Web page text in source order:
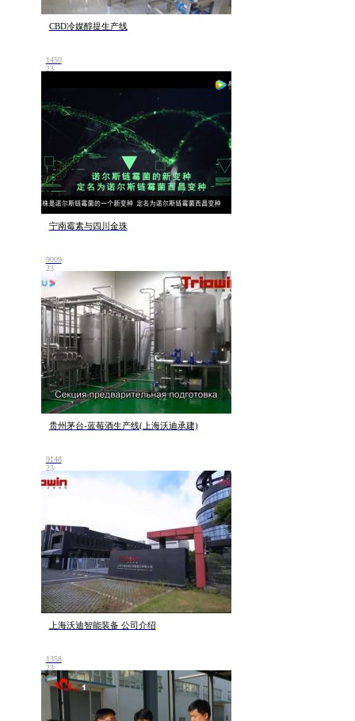
CBD冷媒醇提生产线
1450
23
宁南霉素与四川金珠
9009
23
贵州茅台-蓝莓酒生产线(上海沃迪承建)
9148
23
上海沃迪智能装备 公司介绍
1358
23